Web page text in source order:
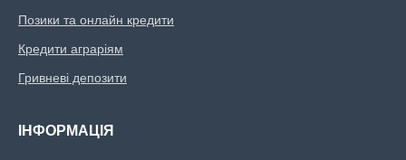
Позики та онлайн кредити
Кредити аграріям
Гривневі депозити
ІНФОРМАЦІЯ